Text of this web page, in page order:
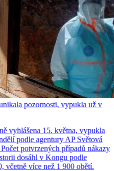
pozornosti, vypukla už v
vyhlášena 15. května, vypukla
podle agentury AP Světová
potvrzených případů nákazy
dosáhl v Kongu podle
včetně více než 1 900 obětí.